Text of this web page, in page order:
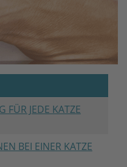
FÜR JEDE KATZE
BEI EINER KATZE